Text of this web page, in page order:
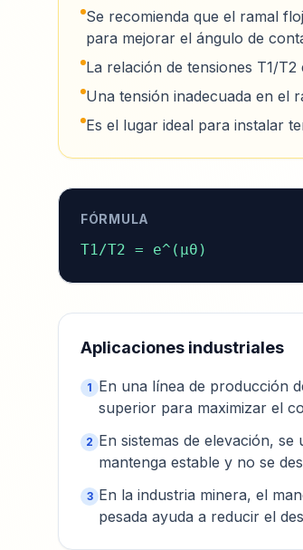
Se recomienda que el ramal
para mejorar el ángulo de
La relación de tensiones T1/
Una tensión inadecuada en el
Es el lugar ideal para instalar
FÓRMULA
T1/T2 = e^(μθ)
Aplicaciones industriales
1 En una línea de producción
superior para maximizar el
2 En sistemas de elevación,
mantenga estable y no se
3 En la industria minera, el
pesada ayuda a reducir el